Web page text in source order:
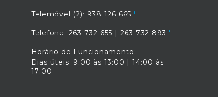
Telemóvel (2): 938 126 665
Telefone: 263 732 655 | 263 732 893
Horário de Funcionamento:
Dias úteis: 9:00 às 13:00 | 14:00 às
17:00